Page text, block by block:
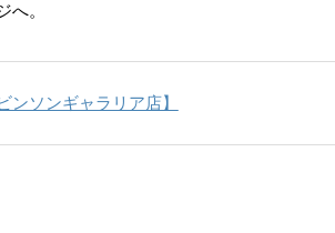
へ。
ソンギャラリア店】